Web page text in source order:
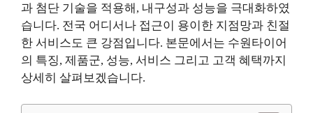
과 첨단 기술을 적용해, 내구성과 성능을 극대화하였
습니다. 전국 어디서나 접근이 용이한 지점망과 친절
한 서비스도 큰 강점입니다. 본문에서는 수원타이어
의 특징, 제품군, 성능, 서비스 그리고 고객 혜택까지
상세히 살펴보겠습니다.